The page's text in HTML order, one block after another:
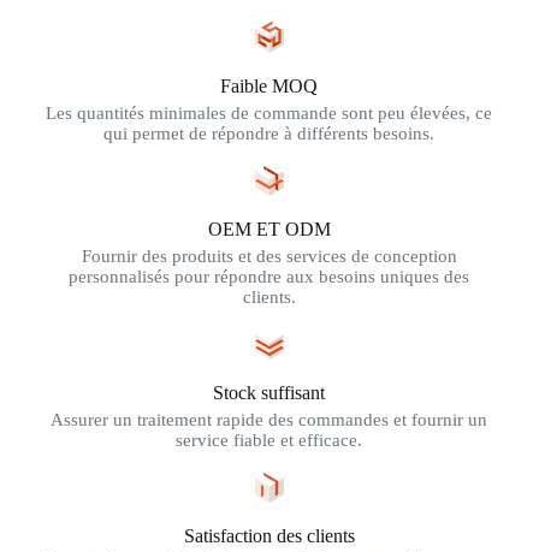
Faible MOQ
Les quantités minimales de commande sont peu élevées, ce
qui permet de répondre à différents besoins.
OEM ET ODM
Fournir des produits et des services de conception
personnalisés pour répondre aux besoins uniques des
clients.
Stock suffisant
Assurer un traitement rapide des commandes et fournir un
service fiable et efficace.
Satisfaction des clients